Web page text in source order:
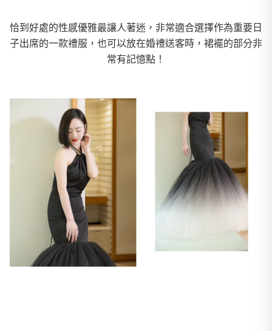
恰到好處的性感優雅最讓人著迷，非常適合選擇作為重要日
子出席的一款禮服，也可以放在婚禮送客時，裙襬的部分非
常有記憶點！